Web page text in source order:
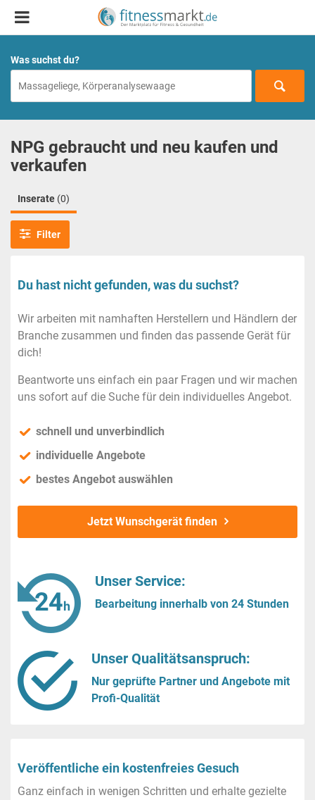
Was suchst du?
NPG gebraucht und neu kaufen und
verkaufen
Inserate (0)
Filter
Du hast nicht gefunden, was du suchst?
Wir arbeiten mit namhaften Herstellern und Händlern der
Branche zusammen und finden das passende Gerät für
dich!
Beantworte uns einfach ein paar Fragen und wir machen
uns sofort auf die Suche für dein individuelles Angebot.
schnell und unverbindlich
individuelle Angebote
bestes Angebot auswählen
Jetzt Wunschgerät finden
Unser Service:
Bearbeitung innerhalb von 24 Stunden
Unser Qualitätsanspruch:
Nur geprüfte Partner und Angebote mit
Profi-Qualität
Veröffentliche ein kostenfreies Gesuch
Ganz einfach in wenigen Schritten und erhalte gezielte